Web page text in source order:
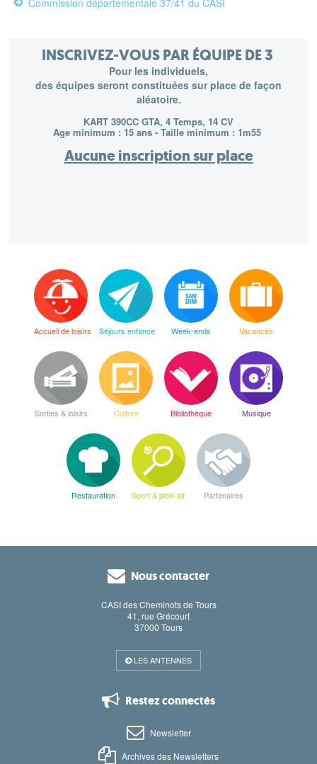
INSCRIVEZ-VOUS PAR ÉQUIPE DE 3
Pour les individuels,
des équipes seront constituées sur place de façon
aléatoire.
KART 390CC GTA, 4 Temps, 14 CV
Age minimum : 15 ans - Taille minimum : 1m55
Aucune inscription sur place
Accueil de loisirs Séjours enfance Week-ends Vacances
Sorties & loisirs Culture Bibliothèque Musique
Restauration Sport & plein air Partenaires
Nous contacter
CASI des Cheminots de Tours
41, rue Grécourt
37000 Tours
LES ANTENNES
Restez connectés
Newsletter
Archives des Newsletters